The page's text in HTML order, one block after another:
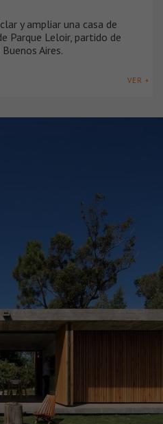
y ampliar una casa de
Parque Leloir, partido de
Aires.
VER +